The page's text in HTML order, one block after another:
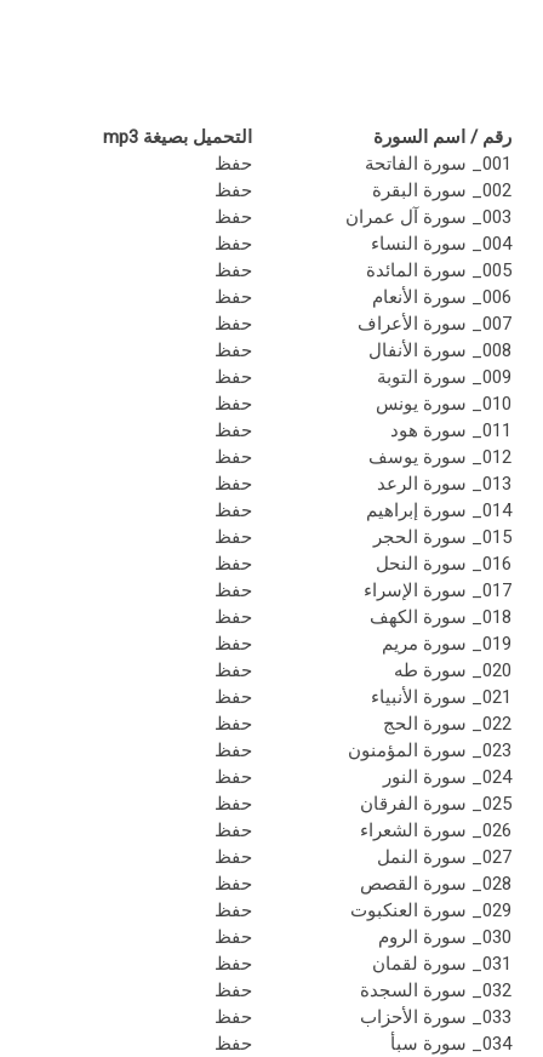
رقم / اسم السورة
التحميل بصيغة mp3
001_ سورة الفاتحة
حفظ
002_ سورة البقرة
حفظ
003_ سورة آل عمران
حفظ
004_ سورة النساء
حفظ
005_ سورة المائدة
حفظ
006_ سورة الأنعام
حفظ
007_ سورة الأعراف
حفظ
008_ سورة الأنفال
حفظ
009_ سورة التوبة
حفظ
010_ سورة يونس
حفظ
011_ سورة هود
حفظ
012_ سورة يوسف
حفظ
013_ سورة الرعد
حفظ
014_ سورة إبراهيم
حفظ
015_ سورة الحجر
حفظ
016_ سورة النحل
حفظ
017_ سورة الإسراء
حفظ
018_ سورة الكهف
حفظ
019_ سورة مريم
حفظ
020_ سورة طه
حفظ
021_ سورة الأنبياء
حفظ
022_ سورة الحج
حفظ
023_ سورة المؤمنون
حفظ
024_ سورة النور
حفظ
025_ سورة الفرقان
حفظ
026_ سورة الشعراء
حفظ
027_ سورة النمل
حفظ
028_ سورة القصص
حفظ
029_ سورة العنكبوت
حفظ
030_ سورة الروم
حفظ
031_ سورة لقمان
حفظ
032_ سورة السجدة
حفظ
033_ سورة الأحزاب
حفظ
034_ سورة سبأ
حفظ